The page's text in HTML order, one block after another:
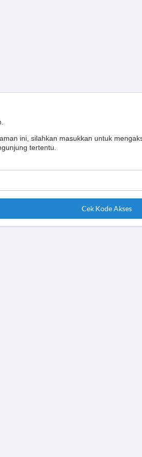
ini, silahkan masukkan untuk
tertentu.
Cek Kode Akses